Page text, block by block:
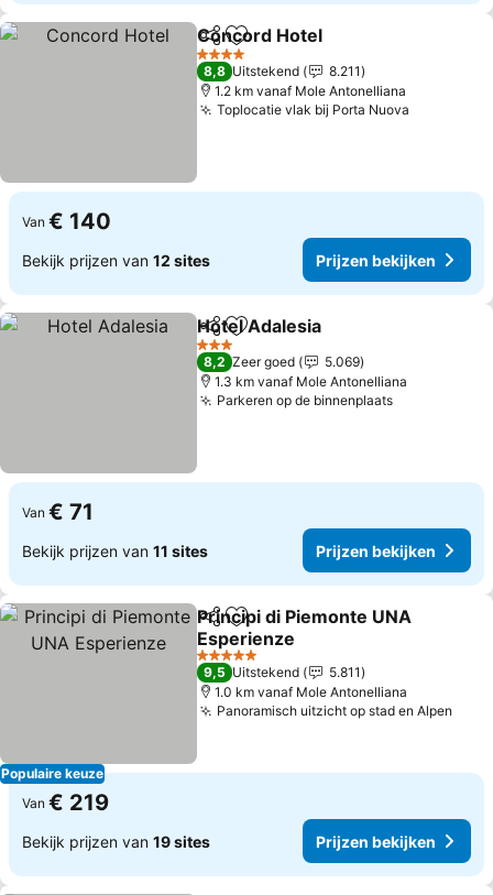
DelenToevoegen aan favorieten
Concord Hotel
4 Sterren
8,8 Uitstekend
8.211
1.2 km vanaf Mole Antonelliana
Toplocatie vlak bij Porta Nuova
Van € 140
Bekijk prijzen van 12 sites Prijzen bekijken
DelenToevoegen aan favorieten
Hotel Adalesia
3 Sterren
8,2 Zeer goed
5.069
1.3 km vanaf Mole Antonelliana
Parkeren op de binnenplaatsPrijzen
Van € 71
Bekijk prijzen van 11 sites Prijzen bekijken
Populaire keuze
DelenToevoegen aan favorieten
Principi di Piemonte UNA
Esperienze
Prijzen bekijken
5 Sterren
9,5 Uitstekend
5.811
1.0 km vanaf Mole Antonelliana
Panoramisch uitzicht op stad en Alpen
Van € 219
Bekijk prijzen van 19 sites Prijzen bekijken